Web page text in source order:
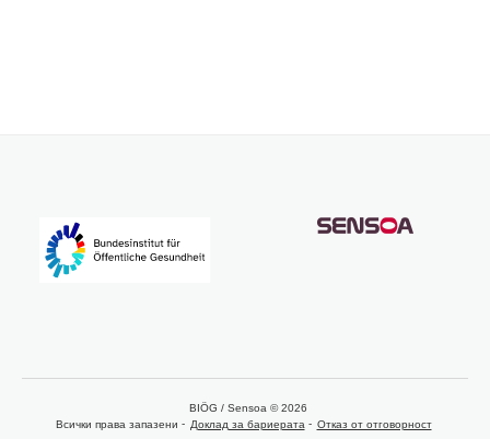
BIÖG / Sensoa © 2026
Всички права запазени
Доклад за бариерата Отказ от отговорност